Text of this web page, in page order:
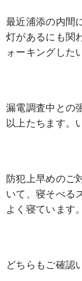
最近浦添の内間
灯があるにも関
ォーキングした
漏電調査中との
以上たちます。
防犯上早めのご
いて、寝そべる
よく寝ています。
どちらもご確認